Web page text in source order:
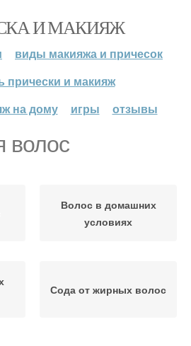
И МАКИЯЖ
виды макияжа и причесок
прически и макияж
на дому
игры отзывы
волос
Волос в домашних
условиях
Сода от жирных волос